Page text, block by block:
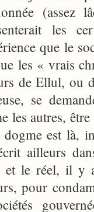
les
que le
les « vrais
de Ellul, ou
se
les autres,
est là,
ailleurs
et le réel, il y
pour